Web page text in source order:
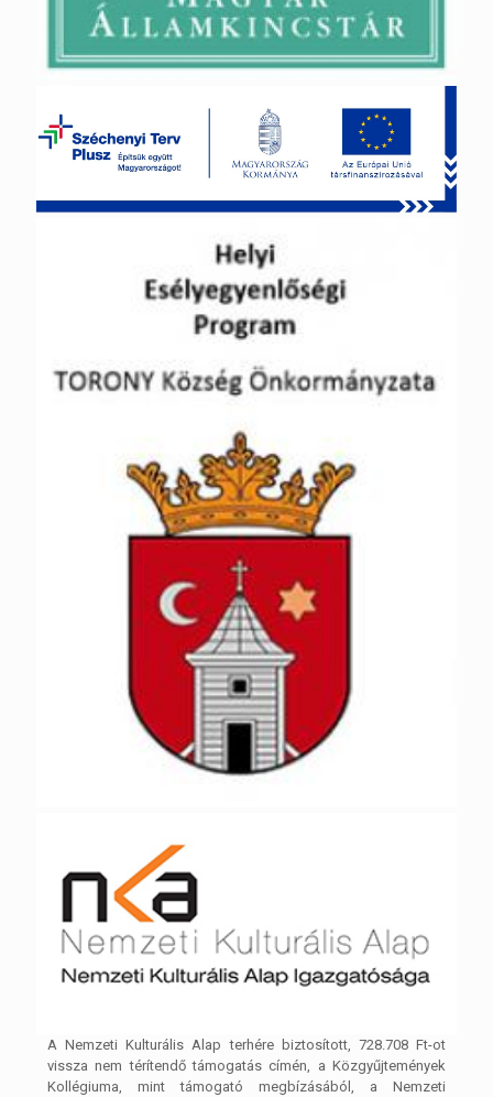
A Nemzeti Kulturális Alap terhére biztosított, 728.708 Ft-ot
vissza nem térítendő támogatás címén, a Közgyűjtemények
Kollégiuma, mint támogató megbízásából, a Nemzeti